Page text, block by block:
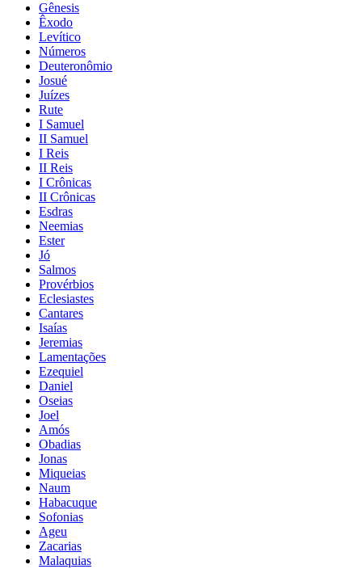
Gênesis
Êxodo
Levítico
Números
Deuteronômio
Josué
Juízes
Rute
I Samuel
II Samuel
I Reis
II Reis
I Crônicas
II Crônicas
Esdras
Neemias
Ester
Jó
Salmos
Provérbios
Eclesiastes
Cantares
Isaías
Jeremias
Lamentações
Ezequiel
Daniel
Oseias
Joel
Amós
Obadias
Jonas
Miqueias
Naum
Habacuque
Sofonias
Ageu
Zacarias
Malaquias